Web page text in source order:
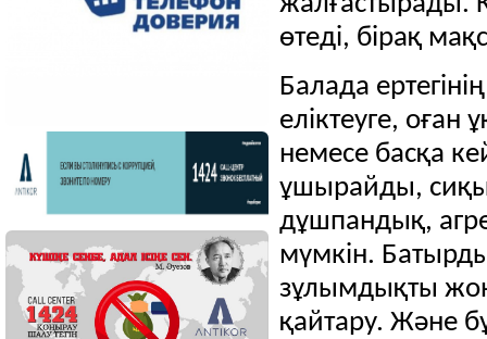
өтеді, бірақ
Балада
еліктеуге, оған
немесе басқа
ұшырайды,
дұшпандық,
мүмкін.
зұлымдықты
қайтару. Және